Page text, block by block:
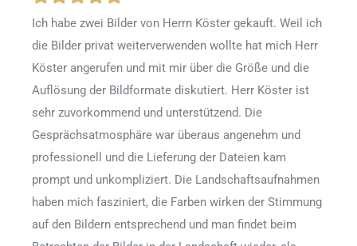
Ich habe zwei Bilder von Herrn Köster gekauft. Weil ich
die Bilder privat weiterverwenden wollte hat mich Herr
Köster angerufen und mit mir über die Größe und die
Auflösung der Bildformate diskutiert. Herr Köster ist
sehr zuvorkommend und unterstützend. Die
Gesprächsatmosphäre war überaus angenehm und
professionell und die Lieferung der Dateien kam
prompt und unkompliziert. Die Landschaftsaufnahmen
haben mich fasziniert, die Farben wirken der Stimmung
auf den Bildern entsprechend und man findet beim